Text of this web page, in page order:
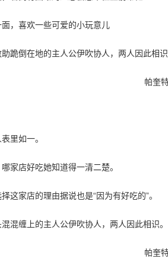
，喜欢一些可爱的小玩意儿
跪倒在地的主人公伊吹协人，两人因此相识
里如一。
家店好吃她知道得一清二楚。
这家店的理由据说也是“因为有好吃的”。
混缠上的主人公伊吹协人，两人因此相识。